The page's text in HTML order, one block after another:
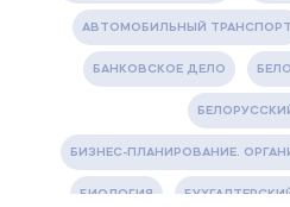
АВТОМОБИЛЬНЫЙ ТРАНСПОРТ
БАНКОВСКОЕ ДЕЛО
БИЗНЕС-ПЛАНИРОВАНИЕ.
БИОЛОГИЯ